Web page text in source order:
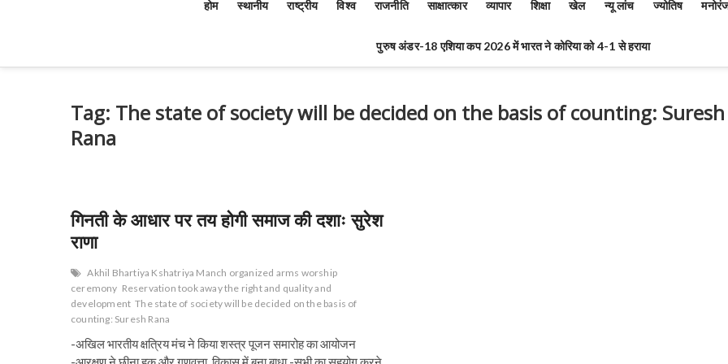
होम स्थानीय राष्ट्रीय विश्व राजनीति साक्षात्कार व्यापार शिक्षा खेल न्यू लांच ज्योतिष
पुरुष अंडर-18 एशिया कप 2026 में भारत ने कोरिया को 4-1 से हराया
Tag: The state of society will be decided on the basis of counting: Suresh
Rana
गिनती के आधार पर तय होगी समाज की दशाः सुरेश
राणा
Akhil Bhartiya Kshatriya Manch organized arms worship
ceremony Reservation took away the right and quality and
development The state of society will be decided on the basis of
counting: Suresh Rana
-अखिल भारतीय क्षत्रिय मंच ने किया शस्त्र पूजन समारोह का आयोजन